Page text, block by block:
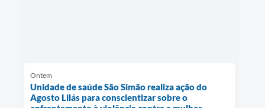
Ontem
Unidade de saúde São Simão realiza ação do
Agosto Lilás para conscientizar sobre o